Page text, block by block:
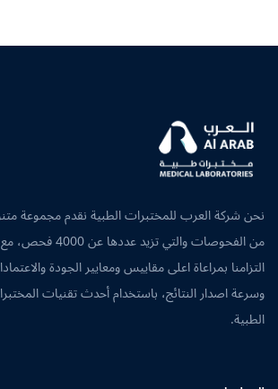
نحن شركة العرب للمختبرات الطبية نقدم مجموعة
من الفحوصات والتي تزيد عددها عن 4000 فحص، مع
التزامنا بمراعاة اعلى مقاييس ومعايير الجودة والاعتمادات
وسرعة اصدار النتائج، باستخدام أحدث تقنيات المختبرات
الطبية.